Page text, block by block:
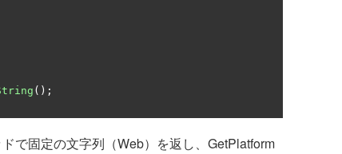
();
で固定の文字列（Web）を返し、GetPlatform